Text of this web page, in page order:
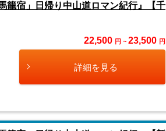
籠宿」日帰り中山道ロマン紀行』【千
22,500 円 ~ 23,500 円
詳細を見る